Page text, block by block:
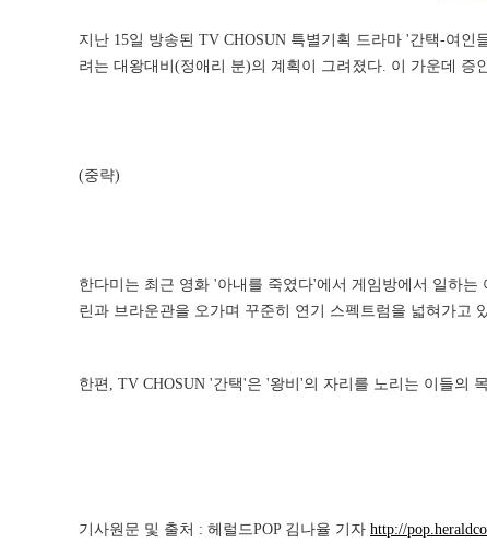
지난 15일 방송된 TV CHOSUN 특별기획 드라마 '간택-여
려는 대왕대비(정애리 분)의 계획이 그려졌다. 이 가운데
(중략)
한다미는 최근 영화 '아내를 죽였다'에서 게임방에서 일하
린과 브라운관을 오가며 꾸준히 연기 스펙트럼을 넓혀가고
한편, TV CHOSUN '간택'은 '왕비'의 자리를 노리는 이들의
기사원문 및 출처 : 헤럴드POP 김나율 기자 http://